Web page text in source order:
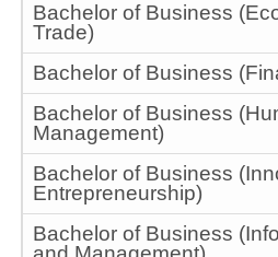
Bachelor of Business
Trade)
Bachelor of Business
Bachelor of Business
Management)
Bachelor of Business
Entrepreneurship)
Bachelor of Business